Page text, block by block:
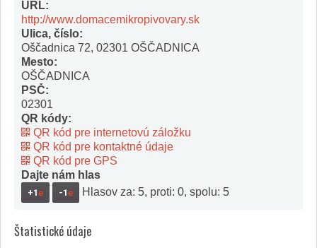
URL:
http://www.domacemikropivovary.sk
Ulica, číslo:
Oščadnica 72, 02301 OŠČADNICA
Mesto:
OŠČADNICA
PSČ:
02301
QR kódy:
QR kód pre internetovú záložku
QR kód pre kontaktné údaje
QR kód pre GPS
Dajte nám hlas
+1e -1e Hlasov za: 5, proti: 0, spolu: 5
Štatistické údaje